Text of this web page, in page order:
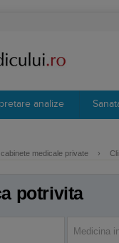
analize
medicale private ›
potrivita
Medicina